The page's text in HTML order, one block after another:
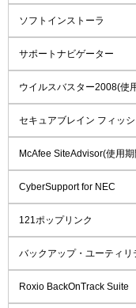
ソフトインストーラ
サポートナビゲーター
ウイルスバスター2008(使
セキュアブレイン フィッ
McAfee SiteAdvisor(使用
CyberSupport for NEC
121ポップリンク
バックアップ・ユーティリ
Roxio BackOnTrack Suite